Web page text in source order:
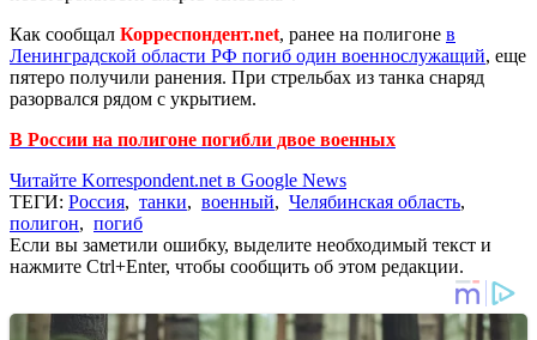
Как сообщал Корреспондент.net, ранее на полигоне в
Ленинградской области РФ погиб один военнослужащий, еще
пятеро получили ранения. При стрельбах из танка снаряд
разорвался рядом с укрытием.
В России на полигоне погибли двое военных
Читайте Korrespondent.net в Google News
ТЕГИ: Россия, танки, военный, Челябинская область,
полигон, погиб
Если вы заметили ошибку, выделите необходимый текст и
нажмите Ctrl+Enter, чтобы сообщить об этом редакции.